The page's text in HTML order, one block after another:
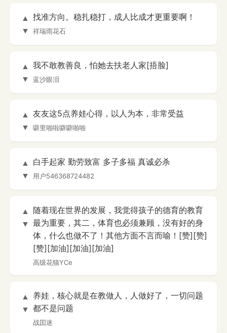
▲
▼
找准方向。稳扎稳打，成人比成才更重要啊！
祥瑞雨花石
▲
▼
我不敢教善良，怕她去扶老人家[捂脸]
蓝沙眼泪
▲
▼
友友这5点养娃心得，以人为本，非常受益
噼里啪啦噼噼啪啪
▲
▼
白手起家 勤劳致富 多子多福 真诚必杀
用户546368724482
▲
▼
随着现在世界的发展，我觉得孩子的德育的教育
最为重要，其二，体育也必须兼顾，没有好的身
体，什么也做不了！其他方面不言而喻！[赞][赞]
[赞][加油][加油][加油]
高级花猫YCe
▲
▼
养娃，核心就是在教做人，人做好了，一切问题
都不是问题
战囯迷